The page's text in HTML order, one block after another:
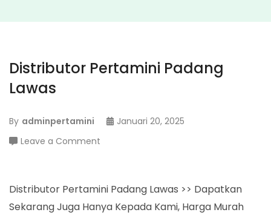
Distributor Pertamini Padang
Lawas
By adminpertamini
Januari 20, 2025
Leave a Comment
Padang
Lawas
Distributor Pertamini Padang Lawas >> Dapatkan
Sekarang Juga Hanya Kepada Kami, Harga Murah